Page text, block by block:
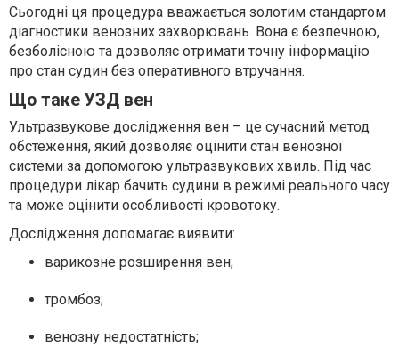
Сьогодні ця процедура вважається золотим стандартом
діагностики венозних захворювань. Вона є безпечною,
безболісною та дозволяє отримати точну інформацію
про стан судин без оперативного втручання.
Що таке УЗД вен
Ультразвукове дослідження вен – це сучасний метод
обстеження, який дозволяє оцінити стан венозної
системи за допомогою ультразвукових хвиль. Під час
процедури лікар бачить судини в режимі реального часу
та може оцінити особливості кровотоку.
Дослідження допомагає виявити:
варикозне розширення вен;
тромбоз;
венозну недостатність;